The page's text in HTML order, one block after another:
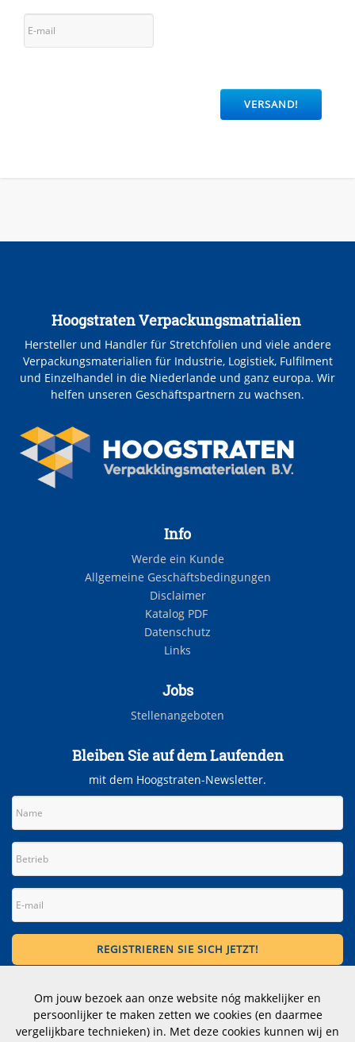
Hoogstraten Verpackungsmatrialien
Hersteller und Handler für Stretchfolien und viele andere
Verpackungsmaterialien für Industrie, Logistiek, Fulfilment
und Einzelhandel in die Niederlande und ganz europa. Wir
helfen unseren Geschäftspartnern zu wachsen.
Info
Werde ein Kunde
Allgemeine Geschäftsbedingungen
Disclaimer
Katalog PDF
Datenschutz
Links
Jobs
Stellenangeboten
Bleiben Sie auf dem Laufenden
mit dem Hoogstraten-Newsletter.
Kontakt
Wittevrouwen 1, 1358 CD Almere
Om jouw bezoek aan onze website nóg makkelijker en
persoonlijker te maken zetten we cookies (en daarmee
vergelijkbare technieken) in. Met deze cookies kunnen wij en